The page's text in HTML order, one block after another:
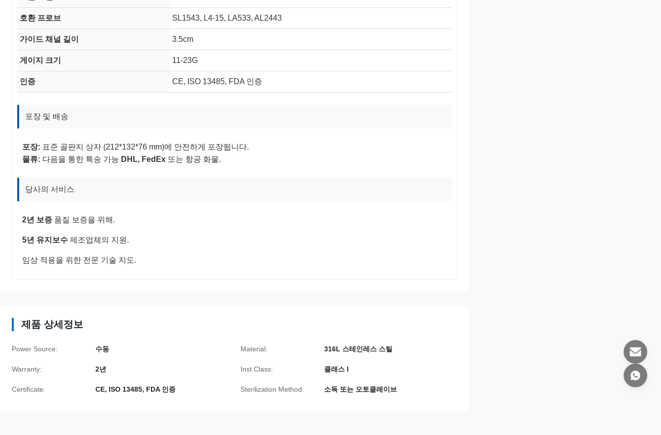
호환 프로브 SL1543, L4-15, LA533, AL2443
가이드 채널 길이 3.5cm
게이지 크기 11-23G
인증 CE, ISO 13485, FDA 인증
포장 및 배송
포장: 표준 골판지 상자 (212*132*76 mm)에 안전하게 포장됩니다.
물류: 다음을 통한 특송 가능 DHL, FedEx 또는 항공 화물.
당사의 서비스
2년 보증 품질 보증을 위해.
5년 유지보수 제조업체의 지원.
임상 적용을 위한 전문 기술 지도.
제품 상세정보
Power Source: 수동 Material: 316L 스테인레스 스틸
Warranty: 2년 Inst Class: 클래스 I
Certificate: CE, ISO 13485, FDA 인증 Sterilization Method: 소독 또는 오토클레이브